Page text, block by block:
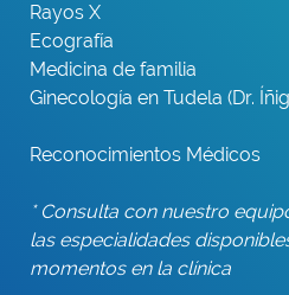
Rayos X
Ecografía
Medicina de familia
Ginecología en Tudela (Dr.
Reconocimientos Médicos
* Consulta con nuestro
las especialidades
momentos en la clínica